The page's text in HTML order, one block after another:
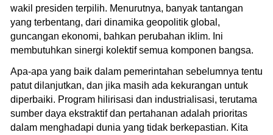
wakil presiden terpilih. Menurutnya, banyak tantangan
yang terbentang, dari dinamika geopolitik global,
guncangan ekonomi, bahkan perubahan iklim. Ini
membutuhkan sinergi kolektif semua komponen bangsa.
Apa-apa yang baik dalam pemerintahan sebelumnya tentu
patut dilanjutkan, dan jika masih ada kekurangan untuk
diperbaiki. Program hilirisasi dan industrialisasi, terutama
sumber daya ekstraktif dan pertahanan adalah prioritas
dalam menghadapi dunia yang tidak berkepastian. Kita